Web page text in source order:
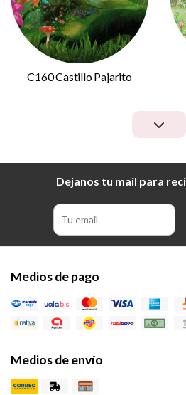
C160 Castillo Pajarito
Dejanos tu mail para
Medios de pago
Medios de envío